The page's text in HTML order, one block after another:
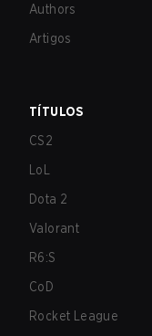
Authors
Artigos
TÍTULOS
CS2
LoL
Dota 2
Valorant
R6:S
CoD
Rocket League